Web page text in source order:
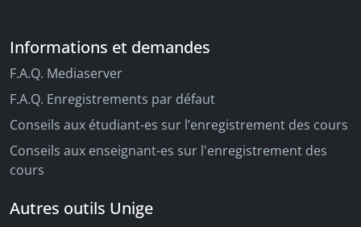
Informations et demandes
F.A.Q. Mediaserver
F.A.Q. Enregistrements par défaut
Conseils aux étudiant-es sur l’enregistrement des cours
Conseils aux enseignant-es sur l'enregistrement des
cours
Autres outils Unige